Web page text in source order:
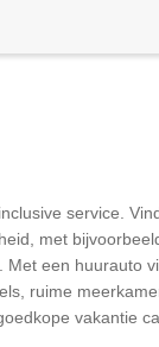
service.
met
een huurauto
ruime
vakantie